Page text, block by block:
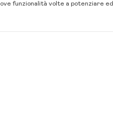
funzionalità volte a potenziare ed